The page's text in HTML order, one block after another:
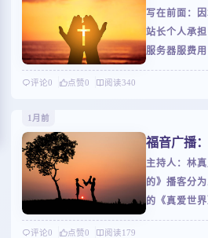
月节目）
写在前面：
站长个人承
服务器服费
三方站点资
的陪伴升华
沉默不语，
播公司福音
散！我们爱
评论0 点赞0 阅读340
1月前
福音广播
月节目）
主持人：林
的》播客分
的《真爱世
姻私塾》，
评论0 点赞0 阅读179